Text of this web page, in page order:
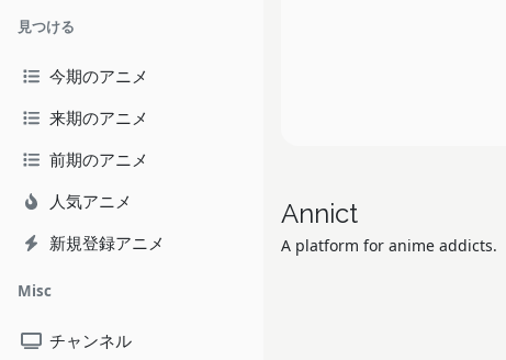
見つける
今期のアニメ
来期のアニメ
前期のアニメ
人気アニメ
新規登録アニメ
Misc
チャンネル
Annict
A platform for anime addicts.